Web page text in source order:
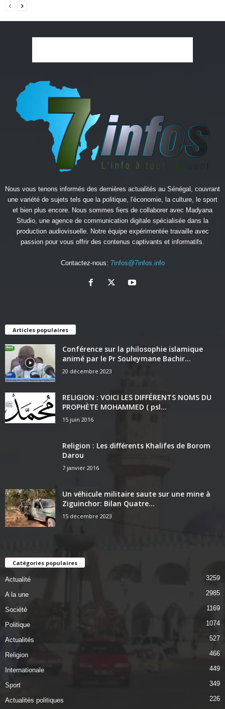
Nous vous tenons informés des dernières actualités au Sénégal, couvrant
une variété de sujets tels que la politique, l'économie, la culture, le sport
et bien plus encore. Nous sommes fiers de collaborer avec Madyana
Studio , une agence de communication digitale spécialisée dans la
production audiovisuelle. Notre équipe expérimentée travaille avec
passion pour vous offrir des contenus captivants et informatifs.
Contactez-nous: 7infos@7infos.info
Articles populaires
Conférence sur la philosophie islamique
animé par le Pr Souleymane Bachir...
20 décembre 2023
RELIGION : VOICI LES DIFFÉRENTS NOMS DU
PROPHÈTE MOHAMMED ( psl...
15 juin 2016
Religion : Les différents Khalifes de Borom
Darou
7 janvier 2016
Un véhicule militaire saute sur une mine à
Ziguinchor: Bilan Quatre...
15 décembre 2023
Catégories populaires
Actualité 3259
A la une 2985
Société 1169
Politique 1074
Actualités 527
Religion 466
Internationale 449
Sport 349
Actualités politiques 226